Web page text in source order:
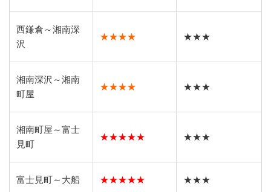
西鎌倉～湘南深
沢
★★★★ ★★★
湘南深沢～湘南
町屋
★★★★ ★★★
湘南町屋～富士
見町
★★★★★ ★★★
富士見町～大船 ★★★★★ ★★★